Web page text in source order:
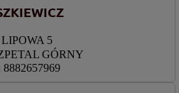
5
GÓRNY
8882657969